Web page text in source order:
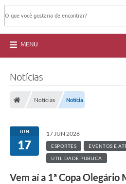
MENU
Notícias
Notícias Notícia
JUN
17
17 JUN 2026
ESPORTES EVENTOS E
UTILIDADE PÚBLICA
Vem aí a 1ª Copa Olegário